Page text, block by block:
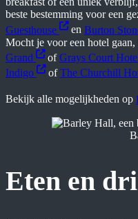
beste bestemming voor een
Guesthouse
en Burton
Mocht je voor een hotel
Grand
ofGrays Court
Indigo
ofThe Churchill
Bekijk alle mogelijkheden op
Eten en